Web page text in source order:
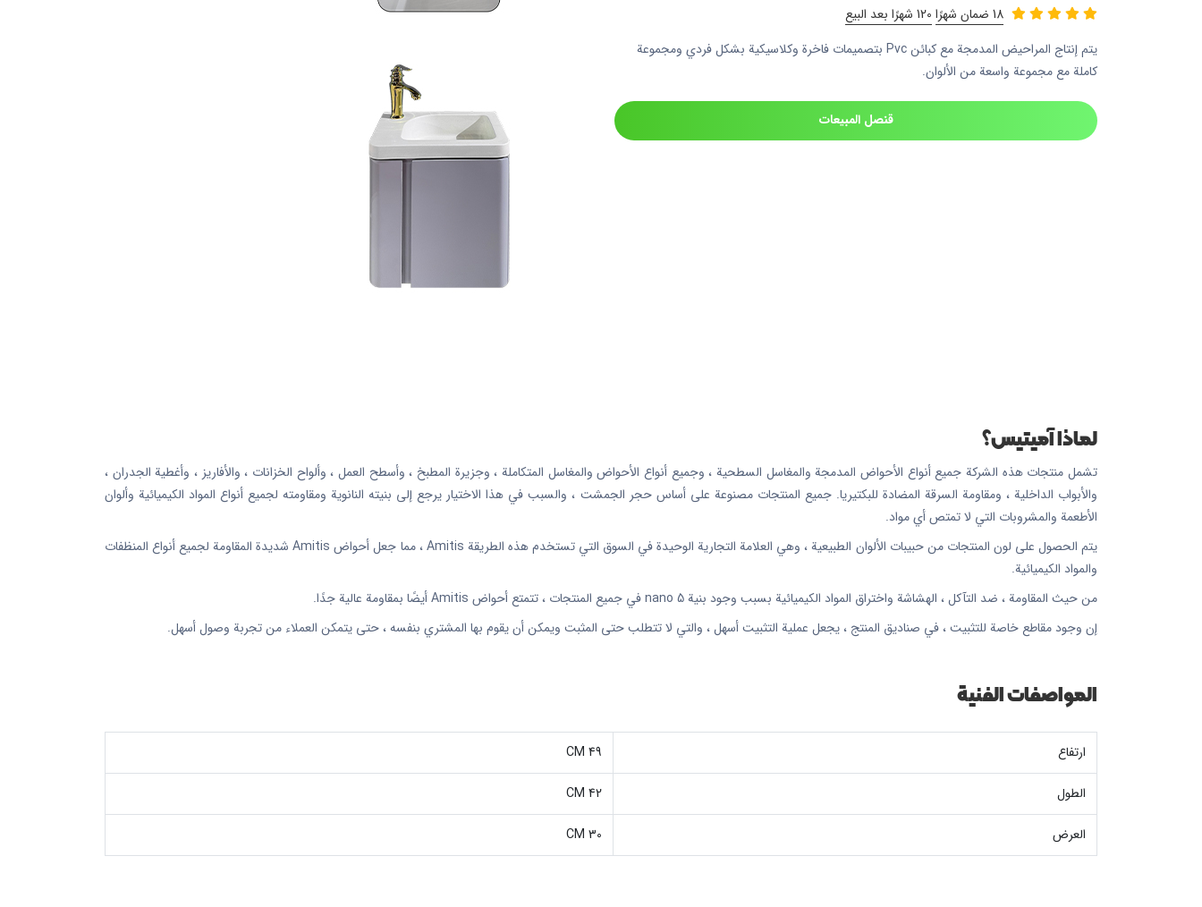
18 ضمان شهرًا
120 شهرًا بعد البيع
يتم إنتاج المراحيض المدمجة مع كبائن Pvc بتصميمات فاخرة وكلاسيكية بشكل فردي ومجموعة
كاملة مع مجموعة واسعة من الألوان.
قنصل المبيعات
لماذا آميتيس؟
تشمل منتجات هذه الشركة جميع أنواع الأحواض المدمجة والمغاسل السطحية ، وجميع أنواع الأحواض والمغاسل المتكاملة ، وجزيرة المطبخ ، وأسطح العمل ، وألواح الخزانات ، والأفاريز ، وأغطية الجدران ،
والأبواب الداخلية ، ومقاومة السرقة المضادة للبكتيريا. جميع المنتجات مصنوعة على أساس حجر الجمشت ، والسبب في هذا الاختيار يرجع إلى بنيته النانوية ومقاومته لجميع أنواع المواد الكيميائية وألوان
الأطعمة والمشروبات التي لا تمتص أي مواد.
يتم الحصول على لون المنتجات من حبيبات الألوان الطبيعية ، وهي العلامة التجارية الوحيدة في السوق التي تستخدم هذه الطريقة Amitis ، مما جعل أحواض Amitis شديدة المقاومة لجميع أنواع المنظفات
والمواد الكيميائية.
من حيث المقاومة ، ضد التآكل ، الهشاشة واختراق المواد الكيميائية بسبب وجود بنية nano 5 في جميع المنتجات ، تتمتع أحواض Amitis أيضًا بمقاومة عالية جدًا.
إن وجود مقاطع خاصة للتثبيت ، في صناديق المنتج ، يجعل عملية التثبيت أسهل ، والتي لا تتطلب حتى المثبت ويمكن أن يقوم بها المشتري بنفسه ، حتى يتمكن العملاء من تجربة وصول أسهل.
المواصفات الفنية
ارتفاع 49 CM
الطول 42 CM
العرض 30 CM